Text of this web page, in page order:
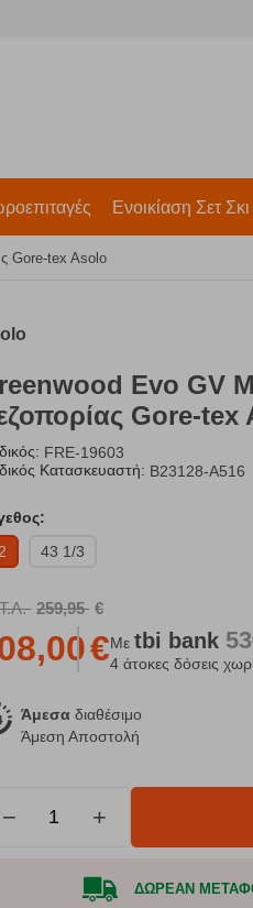
Ενοικίαση Σετ Σκι
Gore-tex Asolo
Evo GV
Gore-tex
FRE-19603
Κατασκευαστή: B23128-A516
43 1/3
259,95 €
€Μεtbi bank
4 άτοκες δόσεις
Άμεσα διαθέσιμο
Άμεση Αποστολή
− +
ΔΩΡΕΑΝ